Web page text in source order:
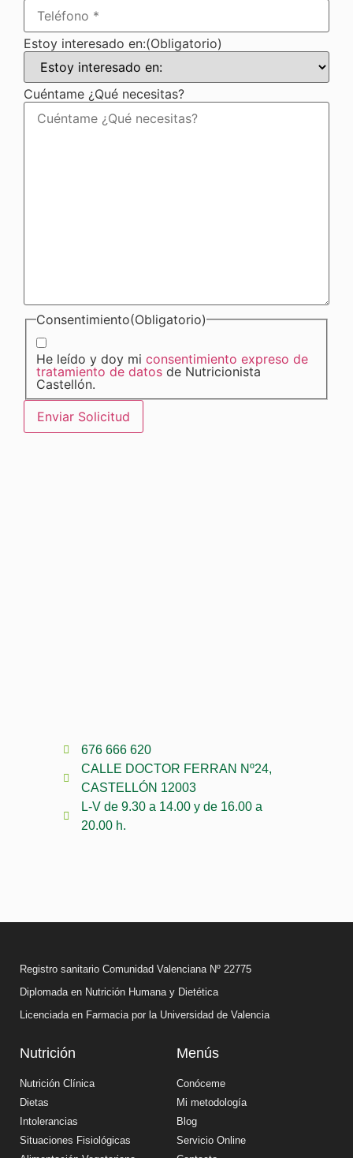
Estoy interesado en:(Obligatorio)
Cuéntame ¿Qué necesitas?
Consentimiento(Obligatorio)
He leído y doy mi consentimiento expreso de
tratamiento de datos de Nutricionista
Castellón.
676 666 620
CALLE DOCTOR FERRAN Nº24,
CASTELLÓN 12003
L-V de 9.30 a 14.00 y de 16.00 a
20.00 h.
Registro sanitario Comunidad Valenciana Nº 22775
Diplomada en Nutrición Humana y Dietética
Licenciada en Farmacia por la Universidad de Valencia
Nutrición
Nutrición Clínica
Dietas
Intolerancias
Situaciones Fisiológicas
Menús
Conóceme
Mi metodología
Blog
Servicio Online